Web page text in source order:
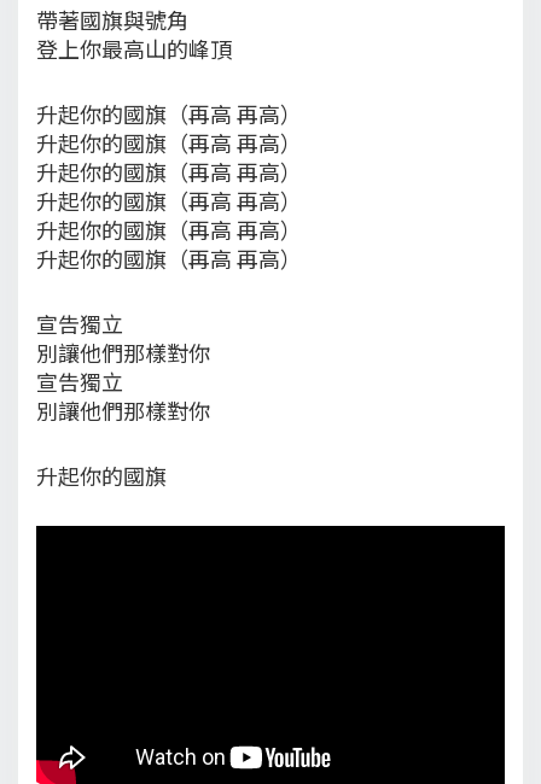
帶著國旗與號角
登上你最高山的峰頂
升起你的國旗（再高 再高）
升起你的國旗（再高 再高）
升起你的國旗（再高 再高）
升起你的國旗（再高 再高）
升起你的國旗（再高 再高）
升起你的國旗（再高 再高）
宣告獨立
別讓他們那樣對你
宣告獨立
別讓他們那樣對你
升起你的國旗